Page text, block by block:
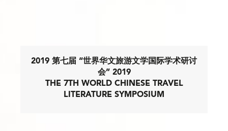
2019 第七届 “世界华文旅游文学国际学术研讨
会” 2019
THE 7TH WORLD CHINESE TRAVEL
LITERATURE SYMPOSIUM